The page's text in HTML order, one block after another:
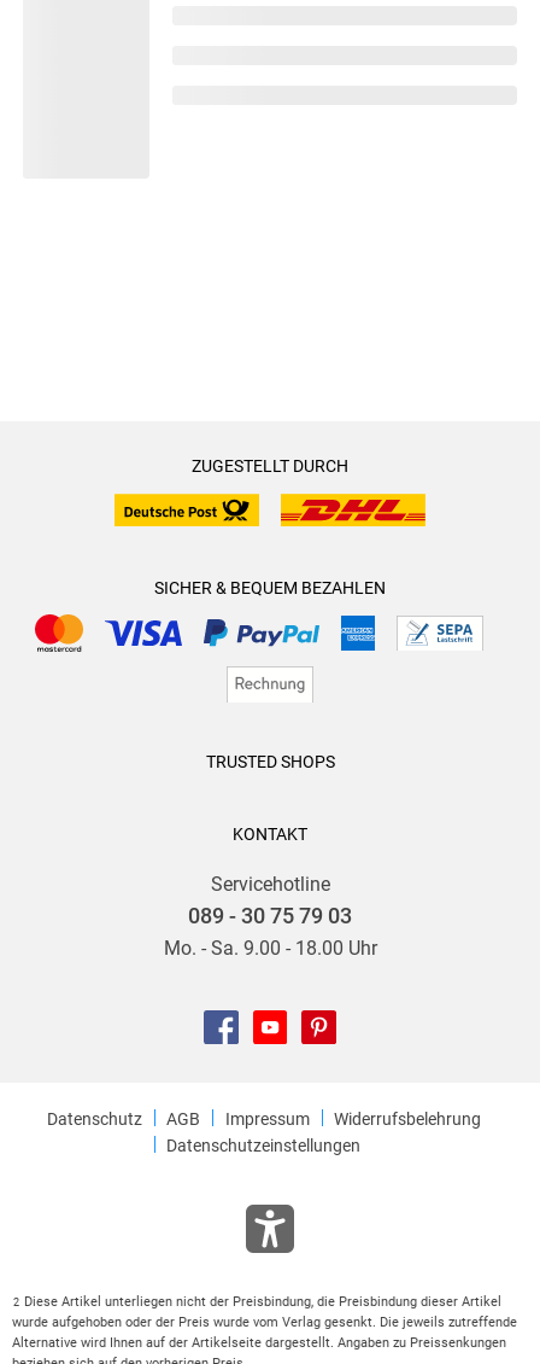
ZUGESTELLT DURCH
SICHER & BEQUEM BEZAHLEN
TRUSTED SHOPS
KONTAKT
Servicehotline
089 - 30 75 79 03
Mo. - Sa. 9.00 - 18.00 Uhr
Datenschutz AGB Impressum
Widerrufsbelehrung
Datenschutzeinstellungen
2
Diese Artikel unterliegen nicht der Preisbindung, die Preisbindung dieser Artikel
wurde aufgehoben oder der Preis wurde vom Verlag gesenkt. Die jeweils zutreffende
Alternative wird Ihnen auf der Artikelseite dargestellt. Angaben zu Preissenkungen